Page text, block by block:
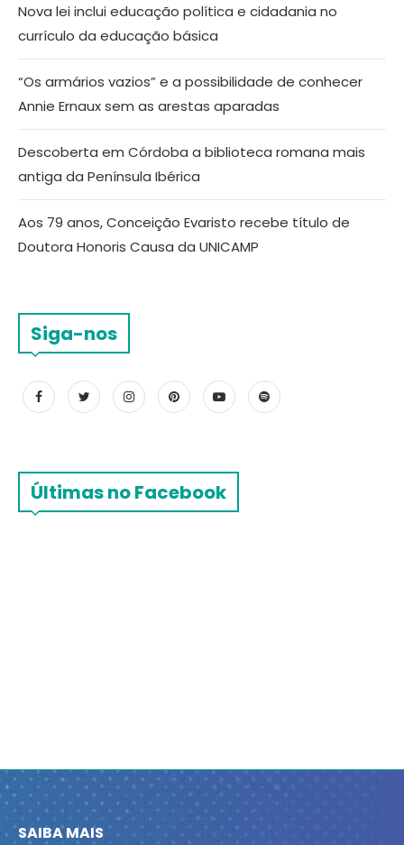
Nova lei inclui educação política e cidadania no
currículo da educação básica
“Os armários vazios” e a possibilidade de conhecer
Annie Ernaux sem as arestas aparadas
Descoberta em Córdoba a biblioteca romana mais
antiga da Península Ibérica
Aos 79 anos, Conceição Evaristo recebe título de
Doutora Honoris Causa da UNICAMP
Siga-nos
Últimas no Facebook
SAIBA MAIS